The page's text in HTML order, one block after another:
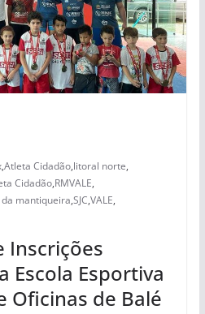
,Atleta Cidadão,litoral norte,
Cidadão,RMVALE,
mantiqueira,SJC,VALE,
Inscrições
Escola Esportiva
Oficinas de Balé